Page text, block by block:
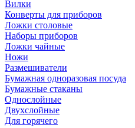
Вилки
Конверты для приборов
Ложки столовые
Наборы приборов
Ложки чайные
Ножи
Размешиватели
Бумажная одноразовая посуда
Бумажные стаканы
Однослойные
Двухслойные
Для горячего